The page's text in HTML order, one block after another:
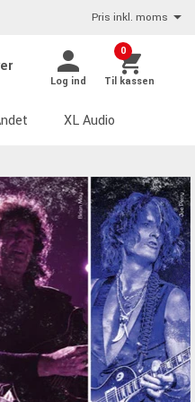
Pris inkl. moms
Log ind
0
Til kassen
XL Audio